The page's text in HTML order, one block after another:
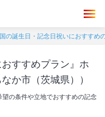
の誕生日・記念日祝いにおすすめ
おすすめプラン』ホ
か市（茨城県））
の条件や立地でおすすめの記念